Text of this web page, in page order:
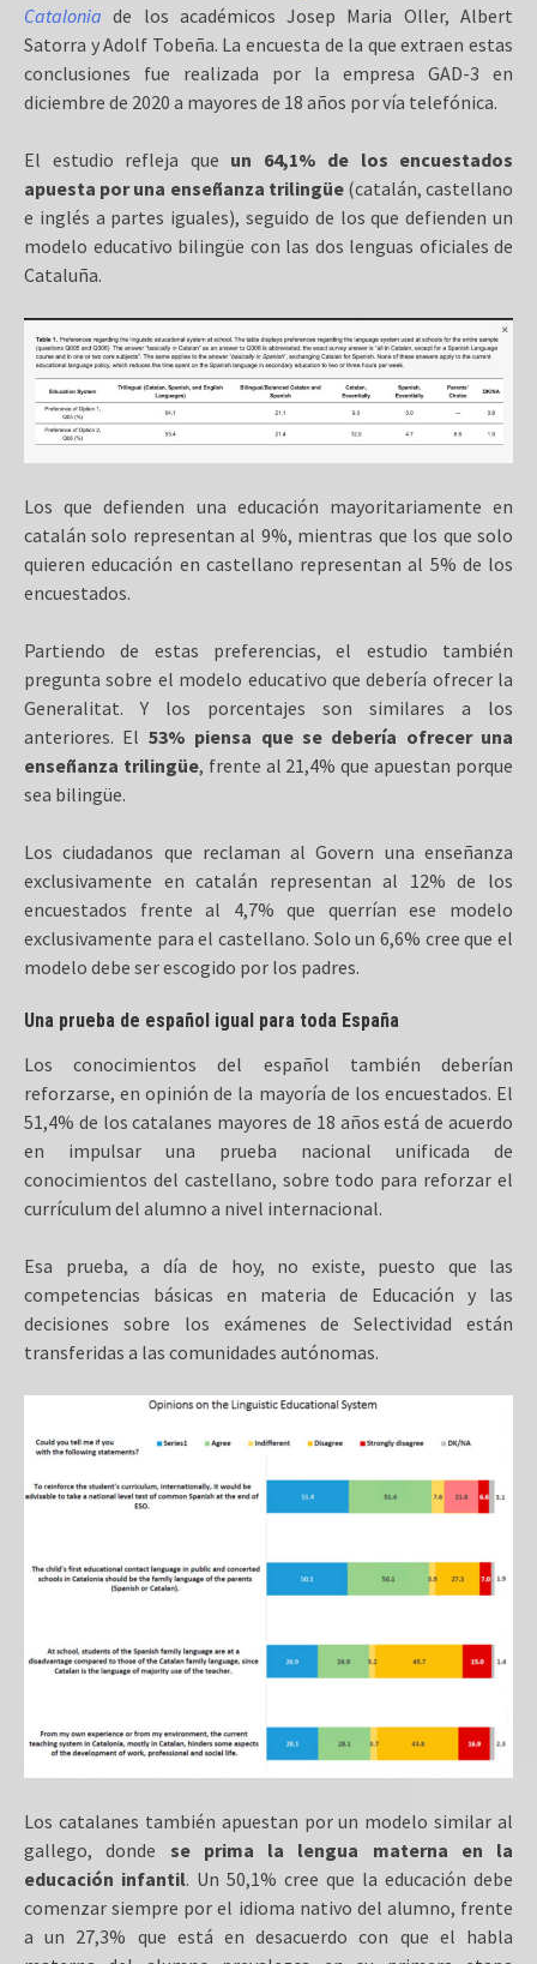
Catalonia de los académicos Josep Maria Oller, Albert
Satorra y Adolf Tobeña. La encuesta de la que extraen estas
conclusiones fue realizada por la empresa GAD-3 en
diciembre de 2020 a mayores de 18 años por vía telefónica.
El estudio refleja que un 64,1% de los encuestados
apuesta por una enseñanza trilingüe (catalán, castellano
e inglés a partes iguales), seguido de los que defienden un
modelo educativo bilingüe con las dos lenguas oficiales de
Cataluña.
Los que defienden una educación mayoritariamente en
catalán solo representan al 9%, mientras que los que solo
quieren educación en castellano representan al 5% de los
encuestados.
Partiendo de estas preferencias, el estudio también
pregunta sobre el modelo educativo que debería ofrecer la
Generalitat. Y los porcentajes son similares a los
anteriores. El 53% piensa que se debería ofrecer una
enseñanza trilingüe, frente al 21,4% que apuestan porque
sea bilingüe.
Los ciudadanos que reclaman al Govern una enseñanza
exclusivamente en catalán representan al 12% de los
encuestados frente al 4,7% que querrían ese modelo
exclusivamente para el castellano. Solo un 6,6% cree que el
modelo debe ser escogido por los padres.
Una prueba de español igual para toda España
Los conocimientos del español también deberían
reforzarse, en opinión de la mayoría de los encuestados. El
51,4% de los catalanes mayores de 18 años está de acuerdo
en impulsar una prueba nacional unificada de
conocimientos del castellano, sobre todo para reforzar el
currículum del alumno a nivel internacional.
Esa prueba, a día de hoy, no existe, puesto que las
competencias básicas en materia de Educación y las
decisiones sobre los exámenes de Selectividad están
transferidas a las comunidades autónomas.
Los catalanes también apuestan por un modelo similar al
gallego, donde se prima la lengua materna en la
educación infantil. Un 50,1% cree que la educación debe
comenzar siempre por el idioma nativo del alumno, frente
a un 27,3% que está en desacuerdo con que el habla